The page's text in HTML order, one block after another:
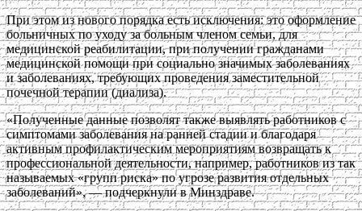
При этом из нового порядка есть исключения: это оформление
больничных по уходу за больным членом семьи, для
медицинской реабилитации, при получении гражданами
медицинской помощи при социально значимых заболеваниях
и заболеваниях, требующих проведения заместительной
почечной терапии (диализа).
«Полученные данные позволят также выявлять работников с
симптомами заболевания на ранней стадии и благодаря
активным профилактическим мероприятиям возвращать к
профессиональной деятельности, например, работников из так
называемых «групп риска» по угрозе развития отдельных
заболеваний», — подчеркнули в Минздраве.